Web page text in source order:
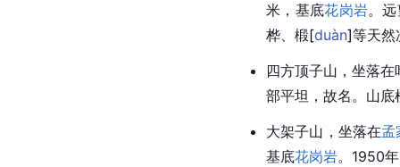
米，基底花岗岩。
桦、 椴[duàn]等天然
四方顶子山，坐落
部平坦，故名。山
大架子山，坐落在孟
基底花岗岩。1950